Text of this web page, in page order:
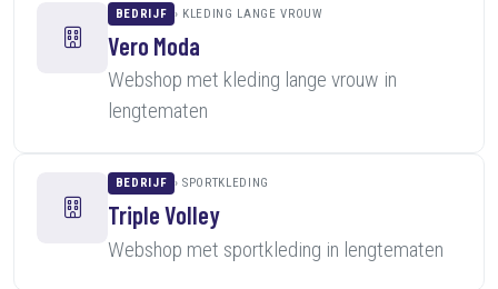
BEDRIJF KLEDING LANGE VROUW
Vero Moda
Webshop met kleding lange vrouw in
lengtematen
BEDRIJF SPORTKLEDING
Triple Volley
Webshop met sportkleding in lengtematen